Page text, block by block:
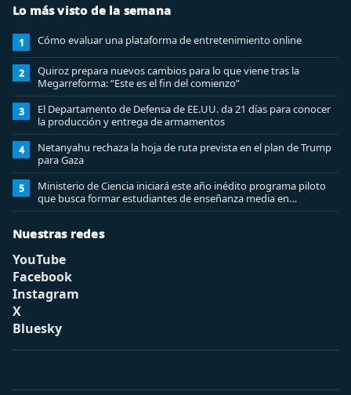
Lo más visto de la semana
1 Cómo evaluar una plataforma de entretenimiento online
2
Quiroz prepara nuevos cambios para lo que viene tras la
Megarreforma: “Este es el fin del comienzo”
3
El Departamento de Defensa de EE.UU. da 21 días para conocer
la producción y entrega de armamentos
4
Netanyahu rechaza la hoja de ruta prevista en el plan de Trump
para Gaza
5
Ministerio de Ciencia iniciará este año inédito programa piloto
que busca formar estudiantes de enseñanza media en
ciberseguridad
Nuestras redes
YouTube
Facebook
Instagram
X
Bluesky